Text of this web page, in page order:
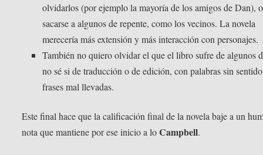
olvidarlos (por ejemplo la mayoría de los amigos de Dan), o
sacarse a algunos de repente, como los vecinos. La novela
merecería más extensión y más interacción con personajes.
También no quiero olvidar el que el libro sufre de algunos
no sé si de traducción o de edición, con palabras sin
frases mal llevadas.
Este final hace que la calificación final de la novela baje a un
nota que mantiene por ese inicio a loCampbell.